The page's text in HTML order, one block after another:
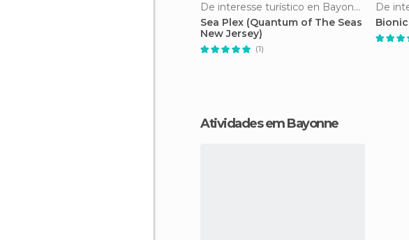
De interesse turístico en Bayonne
Sea Plex (Quantum of The Seas
New Jersey)
(1)
Atividades em Bayonne